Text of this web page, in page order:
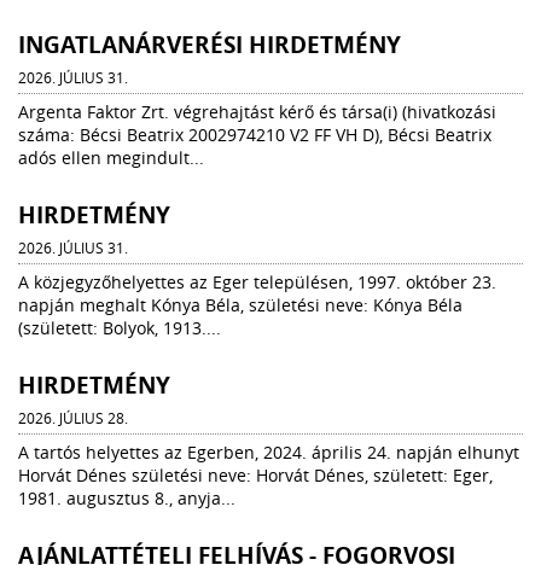
INGATLANÁRVERÉSI HIRDETMÉNY
2026. JÚLIUS 31.
Argenta Faktor Zrt. végrehajtást kérő és társa(i) (hivatkozási
száma: Bécsi Beatrix 2002974210 V2 FF VH D), Bécsi Beatrix
adós ellen megindult...
HIRDETMÉNY
2026. JÚLIUS 31.
A közjegyzőhelyettes az Eger településen, 1997. október 23.
napján meghalt Kónya Béla, születési neve: Kónya Béla
(született: Bolyok, 1913....
HIRDETMÉNY
2026. JÚLIUS 28.
A tartós helyettes az Egerben, 2024. április 24. napján elhunyt
Horvát Dénes születési neve: Horvát Dénes, született: Eger,
1981. augusztus 8., anyja...
AJÁNLATTÉTELI FELHÍVÁS - FOGORVOSI